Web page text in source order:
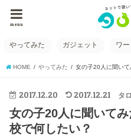
menu
やってみた ガジェット ワー
HOME やってみた 女の子20人に聞い
2017.12.20 2017.12.21 タ
女の子20人に聞いて
校で何したい？